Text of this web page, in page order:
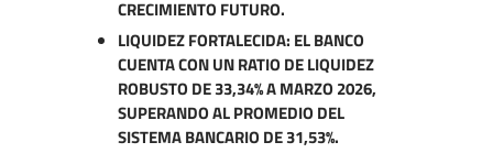
CRECIMIENTO FUTURO.
LIQUIDEZ FORTALECIDA: EL BANCO
CUENTA CON UN RATIO DE LIQUIDEZ
ROBUSTO DE 33,34% A MARZO 2026,
SUPERANDO AL PROMEDIO DEL
SISTEMA BANCARIO DE 31,53%.